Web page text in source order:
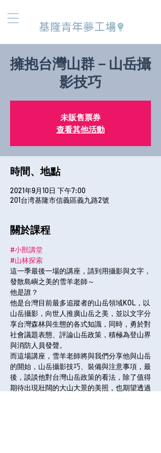
基隆青年夢工場
擁抱台灣山群－山岳攝
影技巧
未販售票券
查看其他活動
時間、地點
2021年9月10日 下午7:00
201台湾基隆市信義區義九路2號
關於課程
#小獸講堂
#山林探索
這一季最後一場的講座，請到用攝影與文字，
發散島嶼之美的雪羊老師～
他是誰？
他是台灣目前最多追蹤者的山岳領域KOL，以
山岳攝影，向世人推廣山岳之美，並以文字分
享台灣森林與生態的各式知識，同時，勇於對
社會議題表態、評論山岳政策，積極為登山界
與消防人員發聲。
而這場講座，雪羊老師將與我們分享他與山岳
的開始，山岳攝影技巧、裝備與注意事項，最
後，談談他對台灣山岳政策的看法，除了值得
期待出現壯闊的大山大景的美照，也期望透過